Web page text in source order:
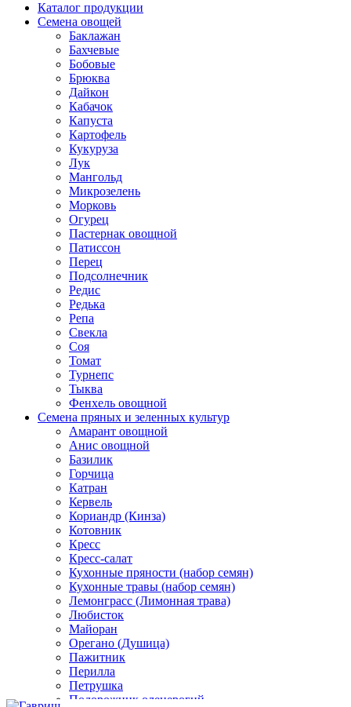
Каталог продукции
Семена овощей
Баклажан
Бахчевые
Бобовые
Брюква
Дайкон
Кабачок
Капуста
Картофель
Кукуруза
Лук
Мангольд
Микрозелень
Морковь
Огурец
Пастернак овощной
Патиссон
Перец
Подсолнечник
Редис
Редька
Репа
Свекла
Соя
Томат
Турнепс
Тыква
Фенхель овощной
Семена пряных и зеленных культур
Амарант овощной
Анис овощной
Базилик
Горчица
Катран
Кервель
Кориандр (Кинза)
Котовник
Кресс
Кресс-салат
Кухонные пряности (набор семян)
Кухонные травы (набор семян)
Лемонграсс (Лимонная трава)
Любисток
Майоран
Орегано (Душица)
Пажитник
Перилла
Петрушка
Подорожник оленерогий